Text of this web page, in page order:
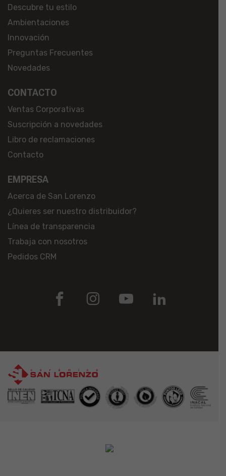
Descubre tu estilo
Ambientaciones
Innovación
Preguntas Frecuentes
Novedades
CONTACTO
Ventas Corporativas
Suscripción a novedades
Libro de reclamaciones
Contacto
EMPRESA
Acerca de San Lorenzo
¿Quieres ser nuestro distribuidor?
Línea de transparencia
Trabaja con nosotros
Pedidos CRM